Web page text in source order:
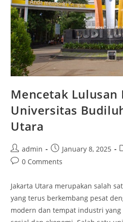
Mencetak
Universitas
Utara
Post
author:
admin
Post
published:
January 8, 2025
Post0 Comments
Jakarta Utara merupakan salah
yang terus berkembang pesat
modern dan tempat industri